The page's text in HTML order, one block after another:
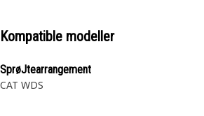
Kompatible modeller
SprøJtearrangement
CAT WDS